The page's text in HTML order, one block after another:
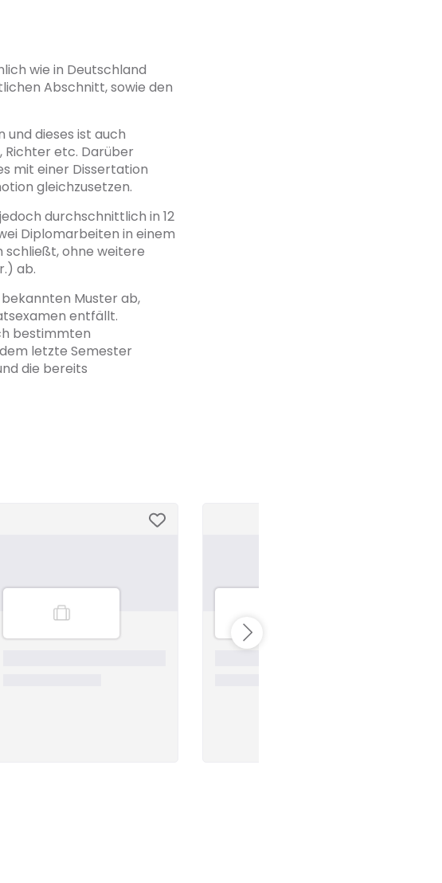
wie in Deutschland
Abschnitt, sowie den
und dieses ist auch
Richter etc. Darüber
mit einer Dissertation
gleichzusetzen.
durchschnittlich in 12
Diplomarbeiten in einem
schließt, ohne weitere
ab.
Muster ab,
entfällt.
bestimmten
letzte Semester
die bereits